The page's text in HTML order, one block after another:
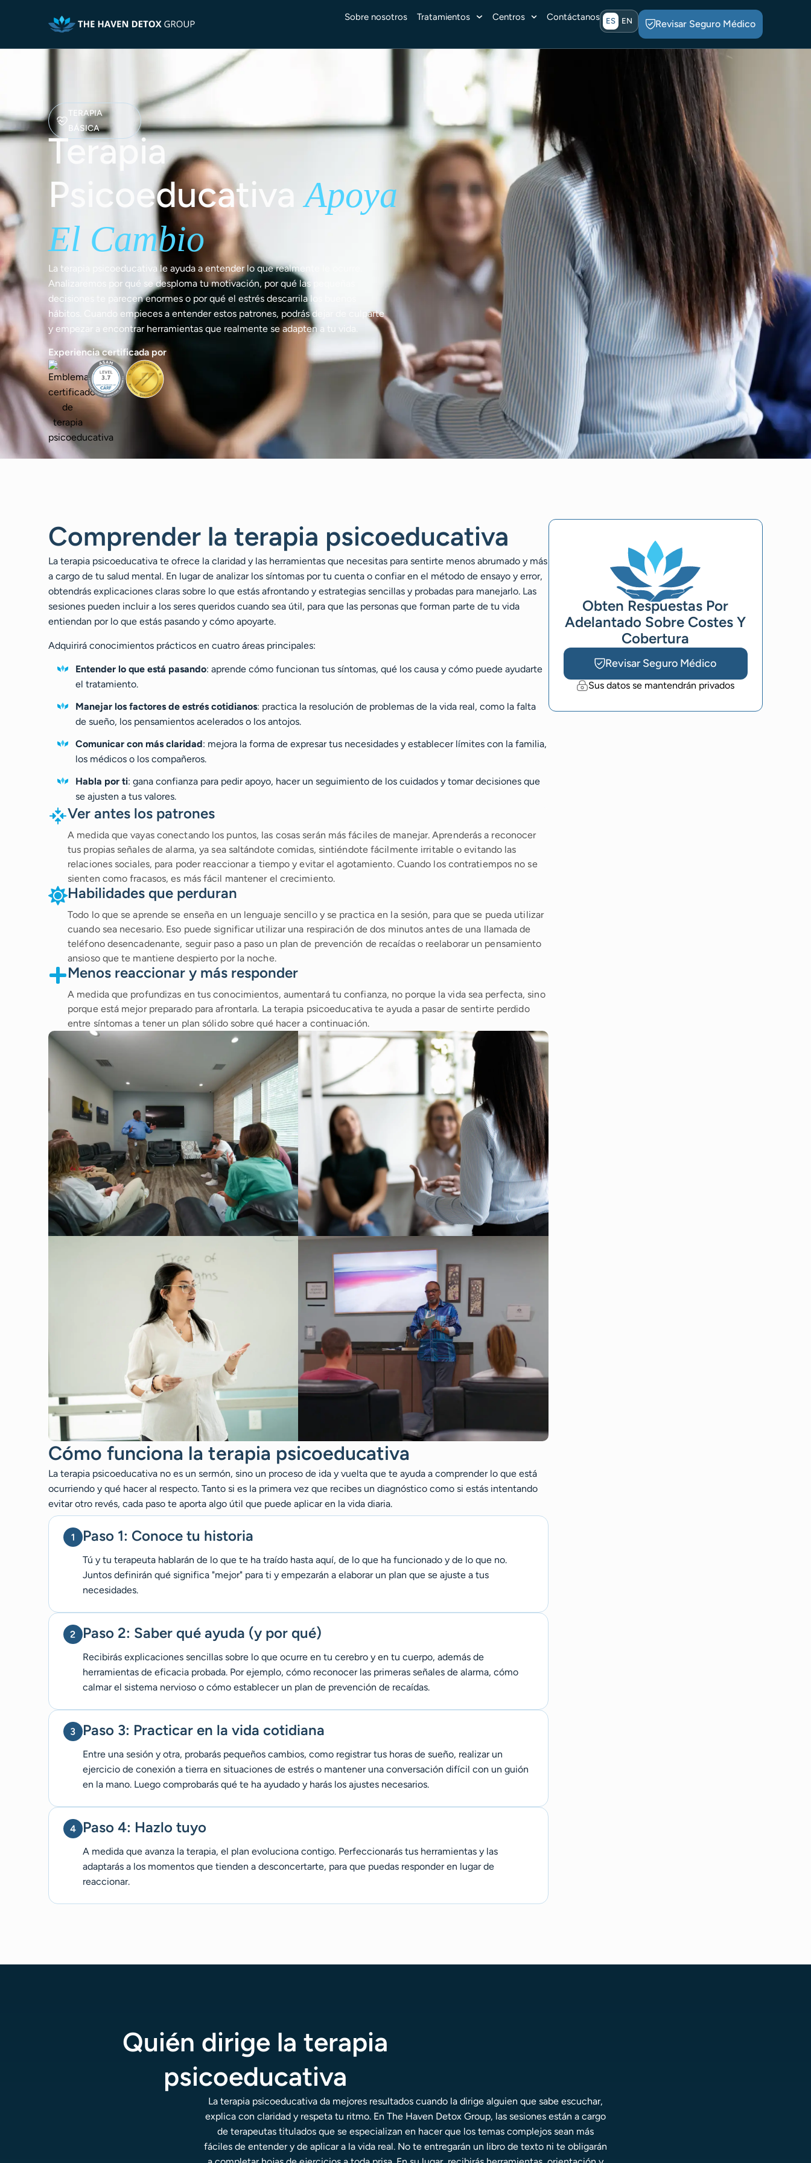
Sobre nosotros Tratamientos Centros Contáctanos ES EN Revisar Seguro Médico
TERAPIA
BÁSICA
Terapia
PsicoeducativaApoya
El Cambio
La terapia psicoeducativa le ayuda a entender lo que realmente le ocurre.
Analizaremos por qué se desploma tu motivación, por qué las pequeñas
decisiones te parecen enormes o por qué el estrés descarrila los buenos
hábitos. Cuando empieces a entender estos patrones, podrás dejar de culparte
y empezar a encontrar herramientas que realmente se adapten a tu vida.
Experiencia certificada por
Comprender la terapia psicoeducativa
La terapia psicoeducativa te ofrece la claridad y las herramientas que necesitas para sentirte menos abrumado y más
a cargo de tu salud mental. En lugar de analizar los síntomas por tu cuenta o confiar en el método de ensayo y error,
obtendrás explicaciones claras sobre lo que estás afrontando y estrategias sencillas y probadas para manejarlo. Las
sesiones pueden incluir a los seres queridos cuando sea útil, para que las personas que forman parte de tu vida
entiendan por lo que estás pasando y cómo apoyarte.
Adquirirá conocimientos prácticos en cuatro áreas principales:
Entender lo que está pasando: aprende cómo funcionan tus síntomas, qué los causa y cómo puede ayudarte
el tratamiento.
Manejar los factores de estrés cotidianos: practica la resolución de problemas de la vida real, como la falta
de sueño, los pensamientos acelerados o los antojos.
Comunicar con más claridad: mejora la forma de expresar tus necesidades y establecer límites con la familia,
los médicos o los compañeros.
Habla por ti: gana confianza para pedir apoyo, hacer un seguimiento de los cuidados y tomar decisiones que
se ajusten a tus valores.
Ver antes los patrones
A medida que vayas conectando los puntos, las cosas serán más fáciles de manejar. Aprenderás a reconocer
tus propias señales de alarma, ya sea saltándote comidas, sintiéndote fácilmente irritable o evitando las
relaciones sociales, para poder reaccionar a tiempo y evitar el agotamiento. Cuando los contratiempos no se
sienten como fracasos, es más fácil mantener el crecimiento.
Habilidades que perduran
Todo lo que se aprende se enseña en un lenguaje sencillo y se practica en la sesión, para que se pueda utilizar
cuando sea necesario. Eso puede significar utilizar una respiración de dos minutos antes de una llamada de
teléfono desencadenante, seguir paso a paso un plan de prevención de recaídas o reelaborar un pensamiento
ansioso que te mantiene despierto por la noche.
Menos reaccionar y más responder
A medida que profundizas en tus conocimientos, aumentará tu confianza, no porque la vida sea perfecta, sino
porque está mejor preparado para afrontarla. La terapia psicoeducativa te ayuda a pasar de sentirte perdido
entre síntomas a tener un plan sólido sobre qué hacer a continuación.
Cómo funciona la terapia psicoeducativa
La terapia psicoeducativa no es un sermón, sino un proceso de ida y vuelta que te ayuda a comprender lo que está
ocurriendo y qué hacer al respecto. Tanto si es la primera vez que recibes un diagnóstico como si estás intentando
evitar otro revés, cada paso te aporta algo útil que puede aplicar en la vida diaria.
Paso 1: Conoce tu historia
Tú y tu terapeuta hablarán de lo que te ha traído hasta aquí, de lo que ha funcionado y de lo que no.
Juntos definirán qué significa "mejor" para ti y empezarán a elaborar un plan que se ajuste a tus
necesidades.
Paso 2: Saber qué ayuda (y por qué)
Recibirás explicaciones sencillas sobre lo que ocurre en tu cerebro y en tu cuerpo, además de
herramientas de eficacia probada. Por ejemplo, cómo reconocer las primeras señales de alarma, cómo
calmar el sistema nervioso o cómo establecer un plan de prevención de recaídas.
Paso 3: Practicar en la vida cotidiana
Entre una sesión y otra, probarás pequeños cambios, como registrar tus horas de sueño, realizar un
ejercicio de conexión a tierra en situaciones de estrés o mantener una conversación difícil con un guión
en la mano. Luego comprobarás qué te ha ayudado y harás los ajustes necesarios.
Paso 4: Hazlo tuyo
A medida que avanza la terapia, el plan evoluciona contigo. Perfeccionarás tus herramientas y las
adaptarás a los momentos que tienden a desconcertarte, para que puedas responder en lugar de
reaccionar.
Obten Respuestas Por
Adelantado Sobre Costes Y
Cobertura
Revisar Seguro Médico
Sus datos se mantendrán privados
Quién dirige la terapia
psicoeducativa
La terapia psicoeducativa da mejores resultados cuando la dirige alguien que sabe escuchar,
explica con claridad y respeta tu ritmo. En The Haven Detox Group, las sesiones están a cargo
de terapeutas titulados que se especializan en hacer que los temas complejos sean más
fáciles de entender y de aplicar a la vida real. No te entregarán un libro de texto ni te obligarán